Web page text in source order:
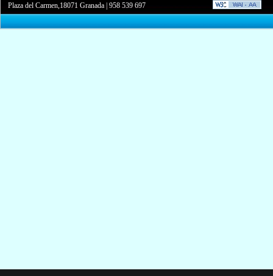
Plaza del Carmen,18071 Granada |958 539 697